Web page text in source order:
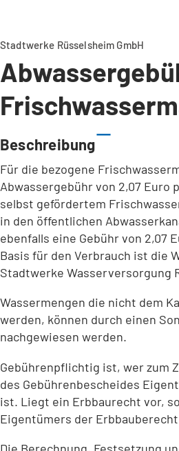
Stadtwerke Rüsselsheim GmbH
Beschreibung
Für die bezogene
Abwassergebühr von 2,07 Euro
selbst gefördertem
in den öffentlichen
ebenfalls eine Gebühr von 2,07
Basis für den Verbrauch ist die
Stadtwerke Wasserversorgung
Wassermengen die nicht dem
werden, können durch einen
nachgewiesen werden.
Gebührenpflichtig ist, wer zum
des Gebührenbescheides
ist. Liegt ein Erbbaurecht vor,
Eigentümers der